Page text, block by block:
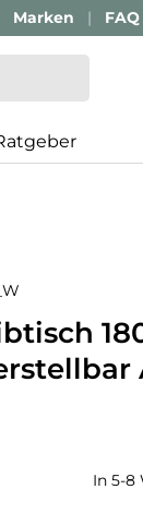
Marken FAQ
In 5-8